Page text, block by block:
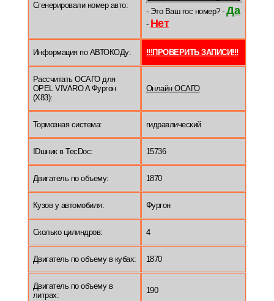
Сгенерировали номер авто:
- Это Ваш гос номер? - Да
- Нет
Информация по АВТОКОДу: !!!ПРОВЕРИТЬ ЗАПИСИ!!!
Рассчитать ОСАГО для
OPEL VIVARO A Фургон
(X83):
Онлайн ОСАГО
Тормозная система: гидравлический
IDшник в TecDoc: 15736
Двигатель по объему: 1870
Кузов у автомобиля: Фургон
Сколько цилиндров: 4
Двигатель по объему в кубах: 1870
Двигатель по объему в
литрах:
190